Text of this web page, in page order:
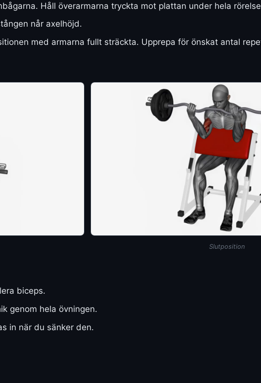
Håll överarmarna tryckta mot plattan under hela
når axelhöjd.
med armarna fullt sträckta. Upprepa för önskat antal
Slutposition
biceps.
genom hela övningen.
in när du sänker den.